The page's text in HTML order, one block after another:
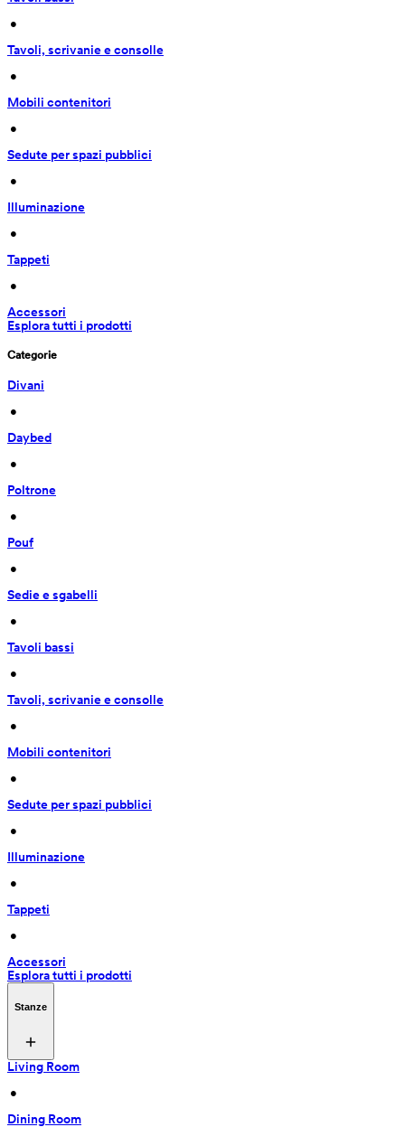
•
Tavoli, scrivanie e consolle
•
Mobili contenitori
•
Sedute per spazi pubblici
•
Illuminazione
•
Tappeti
•
Accessori
Esplora tutti i prodotti
Categorie
Divani
•
Daybed
•
Poltrone
•
Pouf
•
Sedie e sgabelli
•
Tavoli bassi
•
Tavoli, scrivanie e consolle
•
Mobili contenitori
•
Sedute per spazi pubblici
•
Illuminazione
•
Tappeti
•
Accessori
Esplora tutti i prodotti
Stanze
Living Room
•
Dining Room